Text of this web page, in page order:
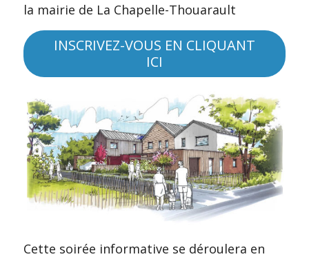
la mairie de La Chapelle-Thouarault
INSCRIVEZ-VOUS EN CLIQUANT
ICI
Cette soirée informative se déroulera en